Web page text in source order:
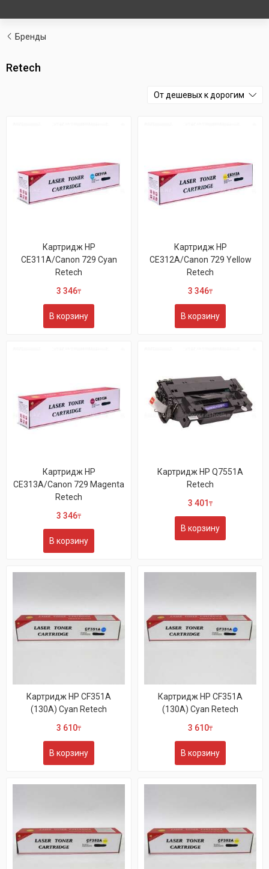
Бренды
Retech
От дешевых к дорогим
Картридж HP
CE311A/Canon 729 Cyan
Retech
3 346₸
В корзину
Картридж HP
CE312A/Canon 729 Yellow
Retech
3 346₸
В корзину
Картридж HP
CE313A/Canon 729 Magenta
Retech
3 346₸
В корзину
Картридж HP Q7551A
Retech
3 401 ₸
В корзину
Картридж HP CF351A
(130A) Cyan Retech
3 610₸
В корзину
Картридж HP CF351A
(130A) Cyan Retech
3 610₸
В корзину